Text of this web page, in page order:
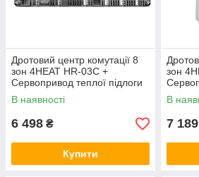
Дротовий центр комутації 8
зон 4HEAT HR-03C +
Сервопривод теплої підлоги
4HT.ATR (4 шт)
В наявності
6 498 ₴
Купити
зон
В
7 189